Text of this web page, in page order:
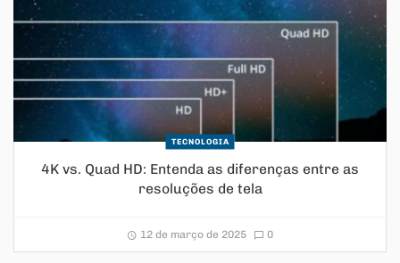
TECNOLOGIA
4K vs. Quad HD: Entenda as diferenças entre as
resoluções de tela
12 de março de 2025 0